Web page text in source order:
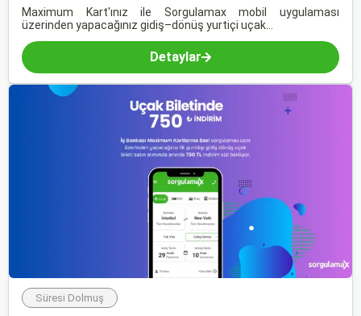
Maximum Kart'ınız ile Sorgulamax mobil uygulaması
üzerinden yapacağınız gidiş–dönüş yurtiçi uçak...
Detaylar
Süresi Dolmuş